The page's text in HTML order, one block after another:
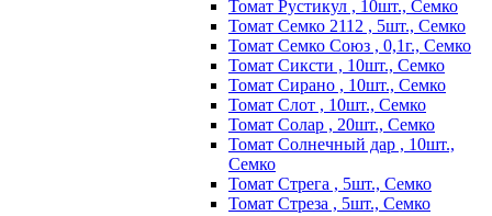
Томат Рустикул , 10шт., Семко
Томат Семко 2112 , 5шт., Семко
Томат Семко Союз , 0,1г., Семко
Томат Сиксти , 10шт., Семко
Томат Сирано , 10шт., Семко
Томат Слот , 10шт., Семко
Томат Солар , 20шт., Семко
Томат Солнечный дар , 10шт.,
Семко
Томат Стрега , 5шт., Семко
Томат Стреза , 5шт., Семко